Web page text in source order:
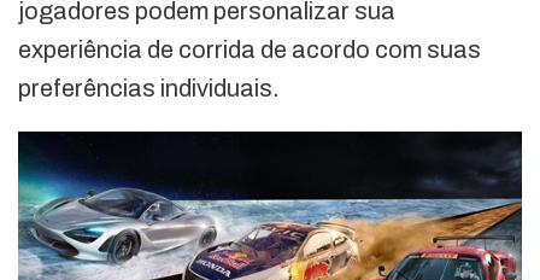
jogadores podem personalizar sua
experiência de corrida de acordo com suas
preferências individuais.